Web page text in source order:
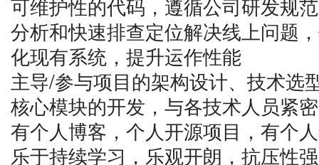
可维护性的代码，遵循公司研发规
分析和快速排查定位解决线上问题
化现有系统，提升运作性能
主导/参与项目的架构设计、技术选
核心模块的开发，与各技术人员紧
有个人博客，个人开源项目，有个
乐于持续学习，乐观开朗，抗压性